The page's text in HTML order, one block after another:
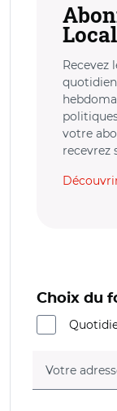
Recevez
votre
recevrez
Choix du
Votre